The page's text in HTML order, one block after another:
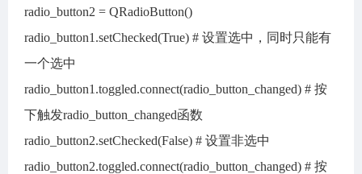
radio_button2 = QRadioButton()
radio_button1.setChecked(True) # 设置选中，同时只能有
一个选中
radio_button1.toggled.connect(radio_button_changed) # 按
下触发radio_button_changed函数
radio_button2.setChecked(False) # 设置非选中
radio_button2.toggled.connect(radio_button_changed) # 按